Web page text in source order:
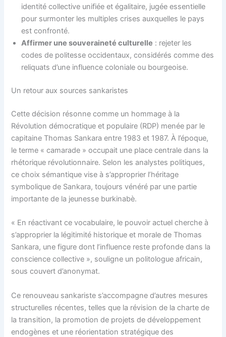
identité collective unifiée et égalitaire, jugée essentielle
pour surmonter les multiples crises auxquelles le pays
est confronté.
Affirmer une souveraineté culturelle : rejeter les
codes de politesse occidentaux, considérés comme des
reliquats d’une influence coloniale ou bourgeoise.
Un retour aux sources sankaristes
Cette décision résonne comme un hommage à la
Révolution démocratique et populaire (RDP) menée par le
capitaine Thomas Sankara entre 1983 et 1987. À l’époque,
le terme « camarade » occupait une place centrale dans la
rhétorique révolutionnaire. Selon les analystes politiques,
ce choix sémantique vise à s’approprier l’héritage
symbolique de Sankara, toujours vénéré par une partie
importante de la jeunesse burkinabè.
« En réactivant ce vocabulaire, le pouvoir actuel cherche à
s’approprier la légitimité historique et morale de Thomas
Sankara, une figure dont l’influence reste profonde dans la
conscience collective », souligne un politologue africain,
sous couvert d’anonymat.
Ce renouveau sankariste s’accompagne d’autres mesures
structurelles récentes, telles que la révision de la charte de
la transition, la promotion de projets de développement
endogènes et une réorientation stratégique des